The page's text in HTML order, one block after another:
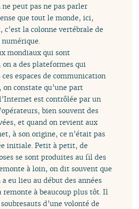
peut pas ne pas parler
que tout le monde, ici,
la colonne vertébrale de
numérique.
mondiaux qui sont
a des plateformes qui
ces espaces de communication
constate qu’une part
est contrôlée par un
bien souvent des
et quand on revient aux
à son origine, ce n’était pas
initiale. Petit à petit, de
se sont produites au fil des
à loin, on dit souvent que
eu lieu au début des années
remonte à beaucoup plus tôt. Il
d’une volonté de